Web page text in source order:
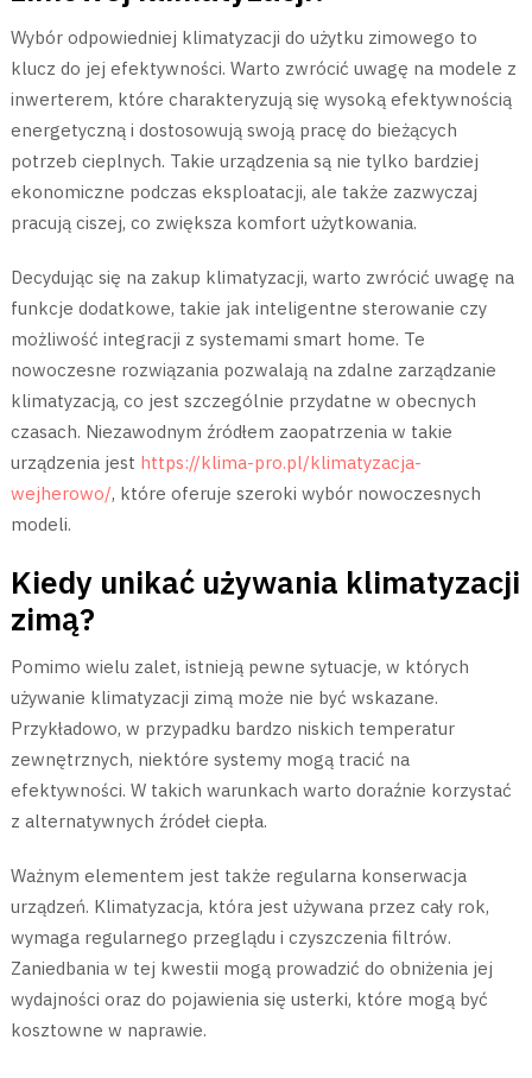
Wybór odpowiedniej klimatyzacji do użytku zimowego to
klucz do jej efektywności. Warto zwrócić uwagę na modele z
inwerterem, które charakteryzują się wysoką efektywnością
energetyczną i dostosowują swoją pracę do bieżących
potrzeb cieplnych. Takie urządzenia są nie tylko bardziej
ekonomiczne podczas eksploatacji, ale także zazwyczaj
pracują ciszej, co zwiększa komfort użytkowania.
Decydując się na zakup klimatyzacji, warto zwrócić uwagę na
funkcje dodatkowe, takie jak inteligentne sterowanie czy
możliwość integracji z systemami smart home. Te
nowoczesne rozwiązania pozwalają na zdalne zarządzanie
klimatyzacją, co jest szczególnie przydatne w obecnych
czasach. Niezawodnym źródłem zaopatrzenia w takie
urządzenia jest https://klima-pro.pl/klimatyzacja-
wejherowo/, które oferuje szeroki wybór nowoczesnych
modeli.
Kiedy unikać używania klimatyzacji
zimą?
Pomimo wielu zalet, istnieją pewne sytuacje, w których
używanie klimatyzacji zimą może nie być wskazane.
Przykładowo, w przypadku bardzo niskich temperatur
zewnętrznych, niektóre systemy mogą tracić na
efektywności. W takich warunkach warto doraźnie korzystać
z alternatywnych źródeł ciepła.
Ważnym elementem jest także regularna konserwacja
urządzeń. Klimatyzacja, która jest używana przez cały rok,
wymaga regularnego przeglądu i czyszczenia filtrów.
Zaniedbania w tej kwestii mogą prowadzić do obniżenia jej
wydajności oraz do pojawienia się usterki, które mogą być
kosztowne w naprawie.